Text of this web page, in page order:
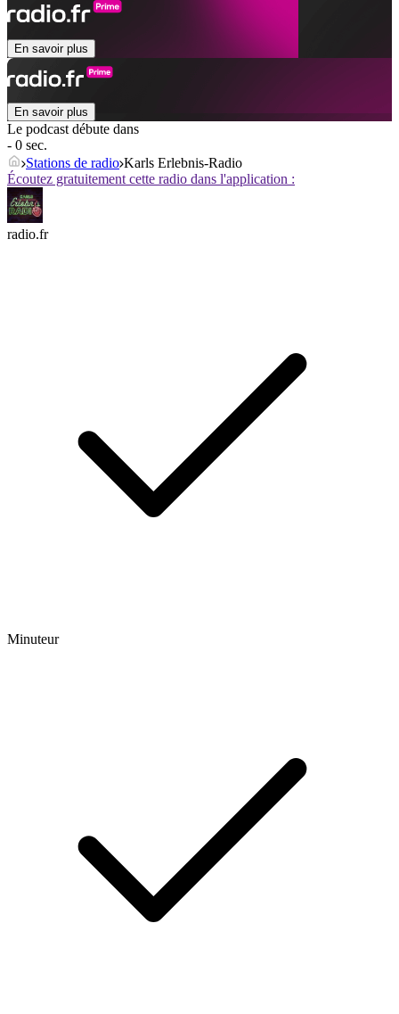
En savoir plus
En savoir plus
Le podcast débute dans
- 0 sec.
Stations de radio Karls Erlebnis-Radio
Écoutez gratuitement cette radio dans l'application :
radio.fr
Minuteur